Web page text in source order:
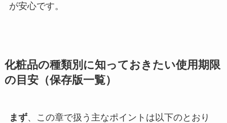
が安心です。
化粧品の種類別に知っておきたい使用期限
の目安（保存版一覧）
まず、この章で扱う主なポイントは以下のとおり